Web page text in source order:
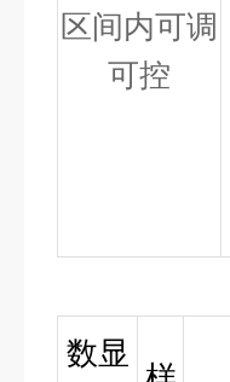
区间内可调
可控
数显